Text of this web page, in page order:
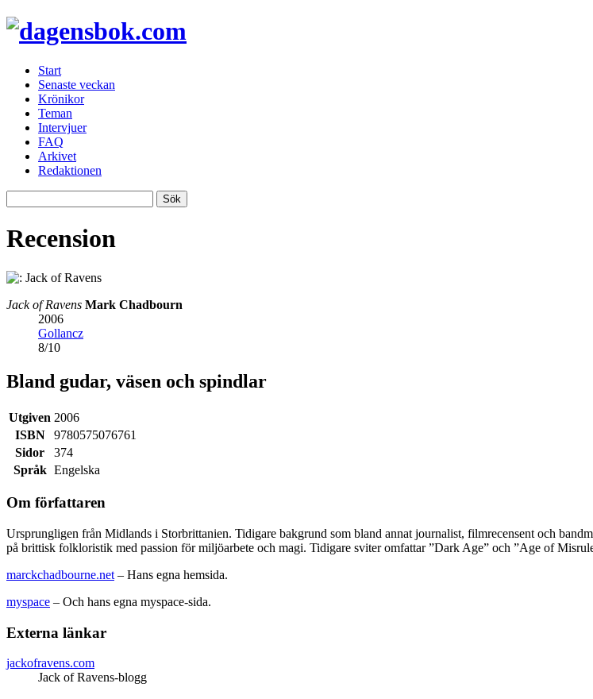
Start
Senaste veckan
Krönikor
Teman
Intervjuer
FAQ
Arkivet
Redaktionen
Recension
Jack of Ravens Mark Chadbourn
2006
Gollancz
8/10
Bland gudar, väsen och spindlar
Utgiven 2006
ISBN
9780575076761
Sidor
374
Språk Engelska
Om författaren
Ursprungligen från Midlands i Storbrittanien. Tidigare bakgrund som bland annat journalist, filmrecensent och
på brittisk folkloristik med passion för miljöarbete och magi. Tidigare sviter omfattar ”Dark Age” och ”Age of
marckchadbourne.net – Hans egna hemsida.
myspace – Och hans egna myspace-sida.
Externa länkar
jackofravens.com
Jack of Ravens-blogg